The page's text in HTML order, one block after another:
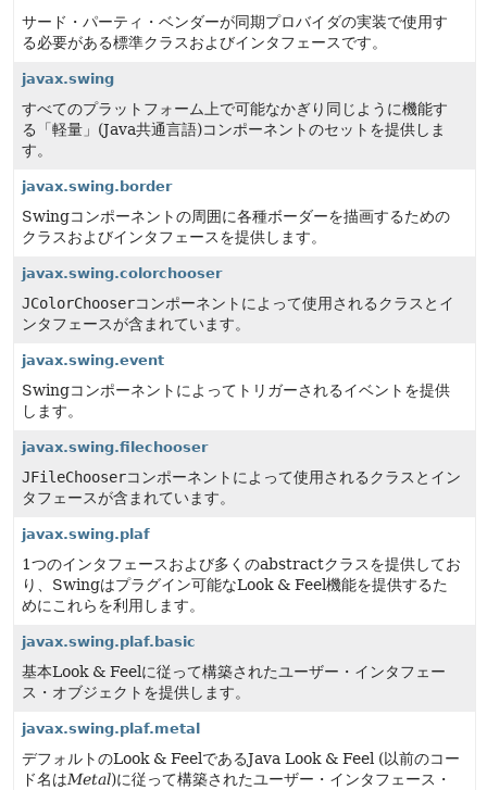
サード・パーティ・ベンダーが同期プロバイダの実装で使用す
る必要がある標準クラスおよびインタフェースです。
javax.swing
すべてのプラットフォーム上で可能なかぎり同じように機能す
る「軽量」(Java共通言語)コンポーネントのセットを提供しま
す。
javax.swing.border
Swingコンポーネントの周囲に各種ボーダーを描画するための
クラスおよびインタフェースを提供します。
javax.swing.colorchooser
JColorChooserコンポーネントによって使用されるクラスとイ
ンタフェースが含まれています。
javax.swing.event
Swingコンポーネントによってトリガーされるイベントを提供
します。
javax.swing.filechooser
JFileChooserコンポーネントによって使用されるクラスとイン
タフェースが含まれています。
javax.swing.plaf
1つのインタフェースおよび多くのabstractクラスを提供してお
り、Swingはプラグイン可能なLook & Feel機能を提供するた
めにこれらを利用します。
javax.swing.plaf.basic
基本Look & Feelに従って構築されたユーザー・インタフェー
ス・オブジェクトを提供します。
javax.swing.plaf.metal
デフォルトのLook & FeelであるJava Look & Feel (以前のコー
ド名はMetal)に従って構築されたユーザー・インタフェース・